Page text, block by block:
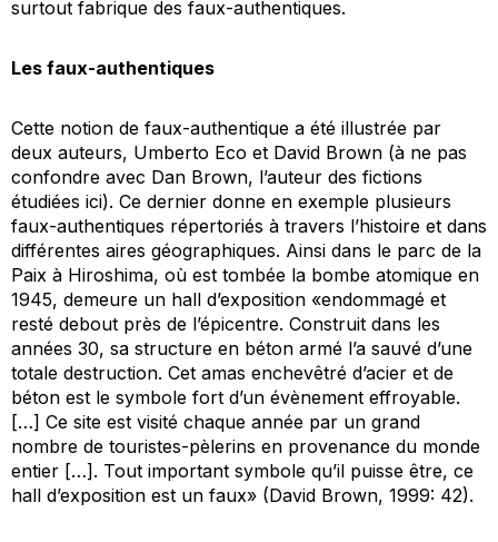
surtout fabrique des faux-authentiques.
Les faux-authentiques
Cette notion de faux-authentique a été illustrée par
deux auteurs, Umberto Eco et David Brown (à ne pas
confondre avec Dan Brown, l’auteur des fictions
étudiées ici). Ce dernier donne en exemple plusieurs
faux-authentiques répertoriés à travers l’histoire et dans
différentes aires géographiques. Ainsi dans le parc de la
Paix à Hiroshima, où est tombée la bombe atomique en
1945, demeure un hall d’exposition «endommagé et
resté debout près de l’épicentre. Construit dans les
années 30, sa structure en béton armé l’a sauvé d’une
totale destruction. Cet amas enchevêtré d’acier et de
béton est le symbole fort d’un évènement effroyable.
[…] Ce site est visité chaque année par un grand
nombre de touristes-pèlerins en provenance du monde
entier […]. Tout important symbole qu’il puisse être, ce
hall d’exposition est un faux» (David Brown, 1999: 42).